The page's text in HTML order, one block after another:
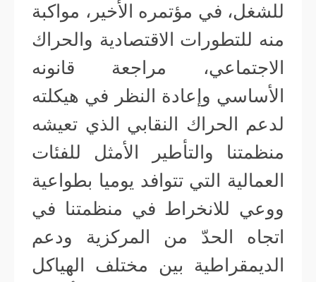
للشغل، في مؤتمره الأخير، مواكبة
منه للتطورات الاقتصادية والحراك
الاجتماعي، مراجعة قانونه
الأساسي وإعادة النظر في هيكلته
لدعم الحراك النقابي الذي تعيشه
منظمتنا والتأطير الأمثل للفئات
العمالية التي تتوافد يوميا بطواعية
ووعي للانخراط في منظمتنا في
اتجاه الحدّ من المركزية ودعم
الديمقراطية بين مختلف الهياكل